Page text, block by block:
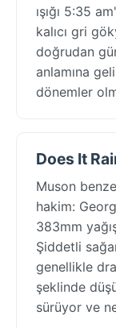
ışığı 5:35
kalıcı gri
doğrudan
anlamına
dönemler
Does It
Muson
hakim:
383mm
Şiddetli
genellikle
şeklinde
sürüyor ve